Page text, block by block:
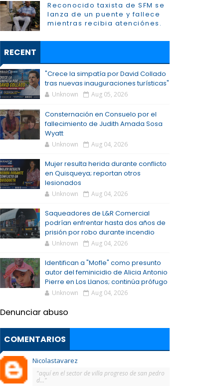
Reconocido taxista de SFM se
lanza de un puente y fallece
mientras recibia atenciónes.
RECENT
"Crece la simpatía por David Collado
tras nuevas inauguraciones turísticas"
Unknown Aug 05, 2026
Consternación en Consuelo por el
fallecimiento de Judith Amada Sosa
Wyatt
Unknown Aug 04, 2026
Mujer resulta herida durante conflicto
en Quisqueya; reportan otros
lesionados
Unknown Aug 04, 2026
Saqueadores de L&R Comercial
podrían enfrentar hasta dos años de
prisión por robo durante incendio
Unknown Aug 04, 2026
Identifican a "Mofle" como presunto
autor del feminicidio de Alicia Antonio
Pierre en Los Llanos; continúa prófugo
Unknown Aug 04, 2026
Denunciar abuso
COMENTARIOS
Nicolastavarez
"aquí en el sector de villa progreso de san pedro
d..."